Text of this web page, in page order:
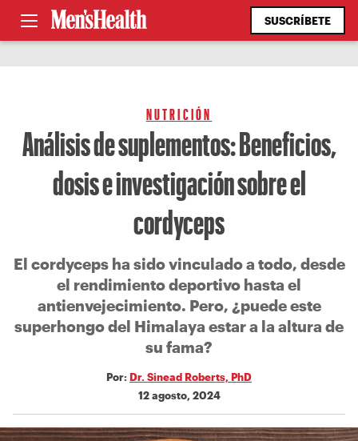
SUSCRÍBETE
NUTRICIÓN
Análisis de suplementos: Beneficios,
dosis e investigación sobre el
cordyceps
El cordyceps ha sido vinculado a todo, desde
el rendimiento deportivo hasta el
antienvejecimiento. Pero, ¿puede este
superhongo del Himalaya estar a la altura de
su fama?
Por: Dr. Sinead Roberts, PhD
12 agosto, 2024